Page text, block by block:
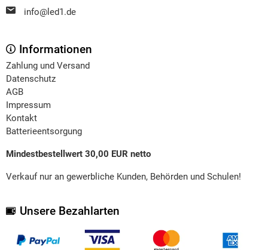
info@led1.de
Informationen
Zahlung und Versand
Datenschutz
AGB
Impressum
Kontakt
Batterieentsorgung
Mindestbestellwert 30,00 EUR netto
Verkauf nur an gewerbliche Kunden, Behörden und Schulen!
Unsere Bezahlarten